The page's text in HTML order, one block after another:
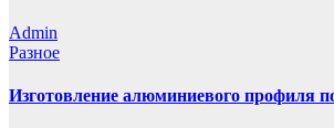
Admin
Разное
Изготовление алюминиевого профиля